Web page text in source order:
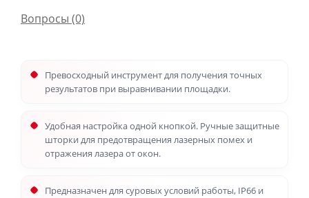
Вопросы (0)
Превосходный инструмент для получения точных
результатов при выравнивании площадки.
Удобная настройка одной кнопкой. Ручные защитные
шторки для предотвращения лазерных помех и
отражения лазера от окон.
Предназначен для суровых условий работы, IP66 и